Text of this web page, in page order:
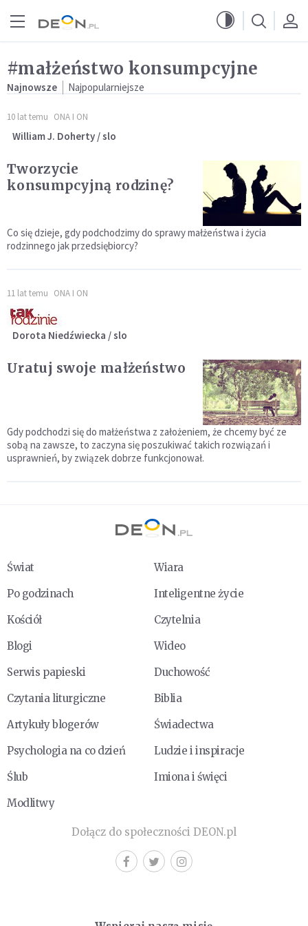
#małżeństwo konsumpcyjne
Najnowsze Najpopularniejsze
10 lat temu ONA I ON
William J. Doherty / slo
Tworzycie
konsumpcyjną rodzinę?
Co się dzieje, gdy podchodzimy do sprawy małżeństwa i życia
rodzinnego jak przedsiębiorcy?
11 lat temu ONA I ON
Dorota Niedźwiecka / slo
Uratuj swoje małżeństwo
Gdy podchodzi się do małżeństwa z założeniem, że chcemy być ze
sobą na zawsze, to zaczyna się poszukiwać takich rozwiązań i
usprawnień, by związek dobrze funkcjonował.
Świat
Wiara
Po godzinach
Inteligentne życie
Kościół
Czytelnia
Blogi
Wideo
Serwis papieski
Duchowość
Czytania liturgiczne
Biblia
Artykuły blogerów
Świadectwa
Psychologia na co dzień
Ludzie i inspiracje
Ślub
Imiona i święci
Modlitwy
Dołącz do społeczności DEON.pl